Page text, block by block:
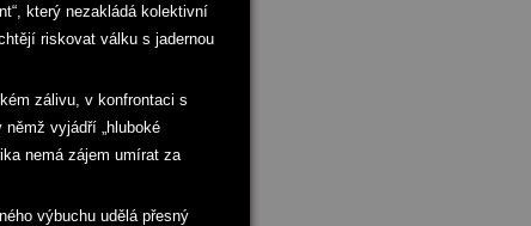
který nezakládá kolektivní
riskovat válku s jadernou
zálivu, v konfrontaci s
vyjádří „hluboké
nemá zájem umírat za
výbuchu udělá přesný